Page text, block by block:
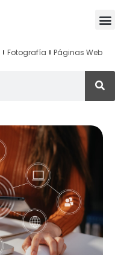
Fotografía Páginas Web